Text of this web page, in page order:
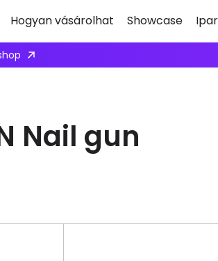
Hogyan vásárolhat Showcase
Nail gun